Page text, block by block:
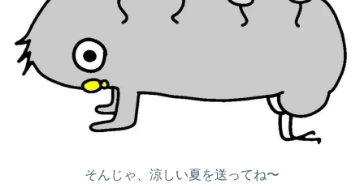
そんじゃ、涼しい夏を送ってね〜